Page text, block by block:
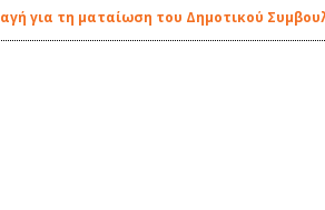
για τη ματαίωση του Δημοτικού